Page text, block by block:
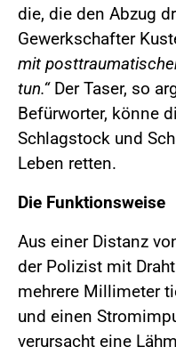
die, die den Abzug
Gewerkschafter
mit
tun.“Der Taser, so
Befürworter, könne
Schlagstock und
Leben retten.
Die Funktionsweise
Aus einer Distanz
der Polizist mit
mehrere Millimeter
und einen
verursacht eine